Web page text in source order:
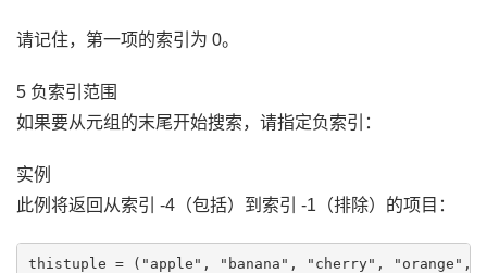
请记住，第一项的索引为 0。
5 负索引范围
如果要从元组的末尾开始搜索，请指定负索引：
实例
此例将返回从索引 -4（包括）到索引 -1（排除）的项目：
thistuple = ("apple", "banana", "cherry", "orange",